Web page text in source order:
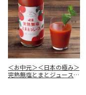
＜お中元＞＜日本の極み＞
完熟無塩とまとジュース